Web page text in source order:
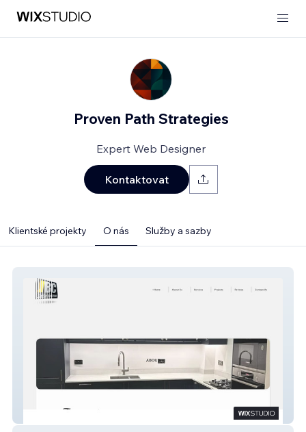
Proven Path Strategies
Expert Web Designer
Kontaktovat
Klientské projekty O nás Služby a sazby
JB Construction